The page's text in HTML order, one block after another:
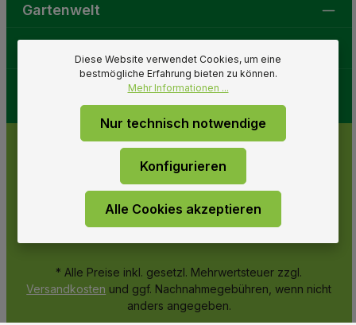
Gartenwelt
* Alle Preise inkl. gesetzl. Mehrwertsteuer zzgl.
Versandkosten und ggf. Nachnahmegebühren, wenn nicht
anders angegeben.
Diese Website verwendet Cookies, um eine
bestmögliche Erfahrung bieten zu können.
Mehr Informationen ...
Nur technisch notwendige
Konfigurieren
Alle Cookies akzeptieren